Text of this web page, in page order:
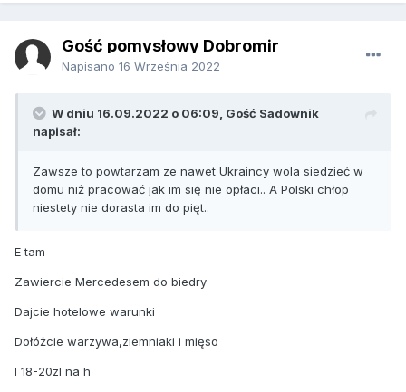
Gość pomysłowy Dobromir
Napisano 16 Września 2022
W dniu 16.09.2022 o 06:09, Gość Sadownik
napisał:
Zawsze to powtarzam ze nawet Ukraincy wola siedzieć w
domu niż pracować jak im się nie opłaci.. A Polski chłop
niestety nie dorasta im do pięt..
E tam
Zawiercie Mercedesem do biedry
Dajcie hotelowe warunki
Dołóżcie warzywa,ziemniaki i mięso
I 18-20zl na h